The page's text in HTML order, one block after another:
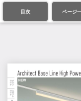
目次 ページ